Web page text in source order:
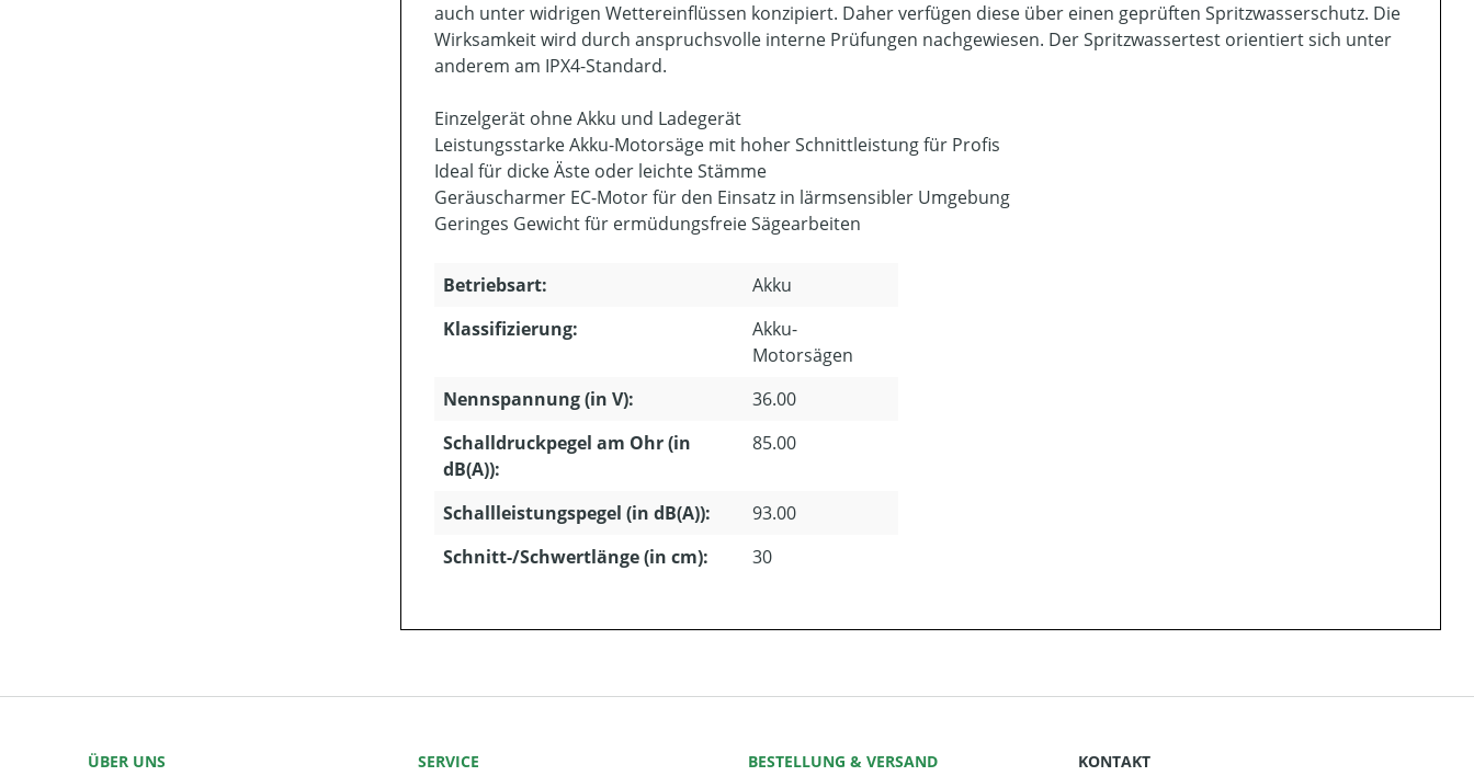
auch unter widrigen Wettereinflüssen konzipiert. Daher verfügen diese über einen geprüften Spritzwasserschutz. Die
Wirksamkeit wird durch anspruchsvolle interne Prüfungen nachgewiesen. Der Spritzwassertest orientiert sich unter
anderem am IPX4-Standard.
Einzelgerät ohne Akku und Ladegerät
Leistungsstarke Akku-Motorsäge mit hoher Schnittleistung für Profis
Ideal für dicke Äste oder leichte Stämme
Geräuscharmer EC-Motor für den Einsatz in lärmsensibler Umgebung
Geringes Gewicht für ermüdungsfreie Sägearbeiten
Betriebsart:
Akku
Klassifizierung:
Akku-
Motorsägen
Nennspannung (in V):
36.00
Schalldruckpegel am Ohr (in
dB(A)):
85.00
Schallleistungspegel (in dB(A)):
93.00
Schnitt-/Schwertlänge (in cm):
30
ÜBER UNS
SERVICE
BESTELLUNG & VERSAND
KONTAKT